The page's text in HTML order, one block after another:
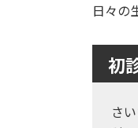
日々の
初
さ